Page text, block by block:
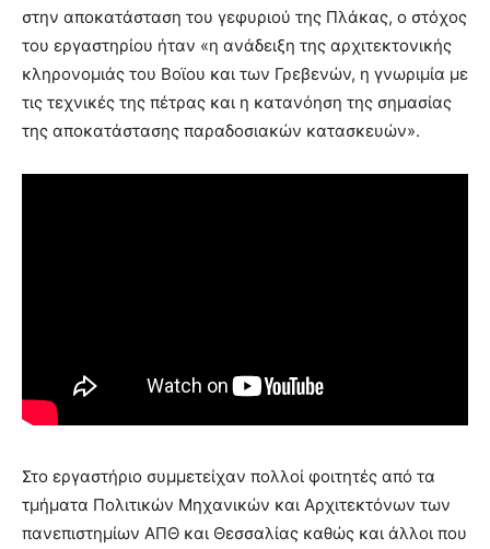
στην αποκατάσταση του γεφυριού της Πλάκας, ο στόχος
του εργαστηρίου ήταν «η ανάδειξη της αρχιτεκτονικής
κληρονομιάς του Βοϊου και των Γρεβενών, η γνωριμία με
τις τεχνικές της πέτρας και η κατανόηση της σημασίας
της αποκατάστασης παραδοσιακών κατασκευών».
Στο εργαστήριο συμμετείχαν πολλοί φοιτητές από τα
τμήματα Πολιτικών Μηχανικών και Αρχιτεκτόνων των
πανεπιστημίων ΑΠΘ και Θεσσαλίας καθώς και άλλοι που